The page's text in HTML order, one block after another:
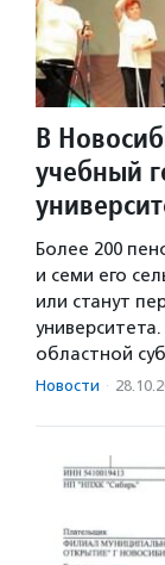
В
учебный
Более 200
и семи его
или станут
областной
Новости ·